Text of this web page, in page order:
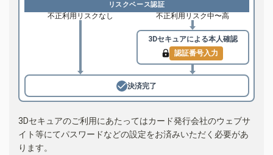
リスクベース認証
不正利用リスクなし 不正利用リスク中〜高
3Dセキュアによる本人確認
認証番号入力
決済完了
3Dセキュアのご利用にあたってはカード発行会社のウェブサ
イト等にてパスワードなどの設定をお済みいただく必要があ
ります。